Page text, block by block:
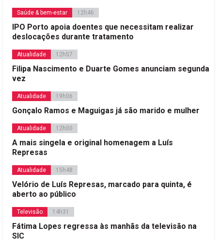
Saúde & bem-estar 12h46
IPO Porto apoia doentes que necessitam realizar
deslocações durante tratamento
Atualidade 12h57
Filipa Nascimento e Duarte Gomes anunciam segunda
vez
Atualidade 19h06
Gonçalo Ramos e Maguigas já são marido e mulher
Atualidade 12h00
A mais singela e original homenagem a Luís
Represas
Atualidade 15h48
Velório de Luís Represas, marcado para quinta, é
aberto ao público
Televisão 14h31
Fátima Lopes regressa às manhãs da televisão na
SIC